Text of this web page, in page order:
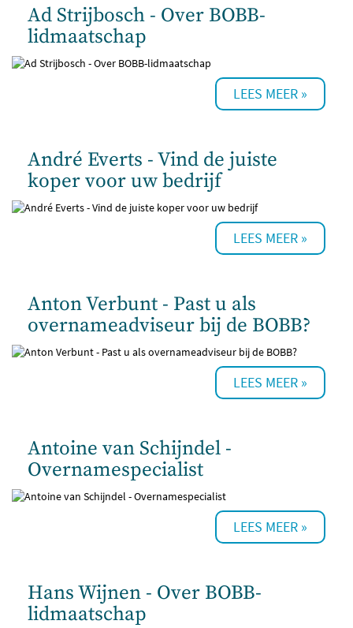
Ad Strijbosch - Over BOBB-
lidmaatschap
André Everts - Vind de juiste
koper voor uw bedrijf
Anton Verbunt - Past u als
overnameadviseur bij de BOBB?
Antoine van Schijndel -
Overnamespecialist
Hans Wijnen - Over BOBB-
lidmaatschap